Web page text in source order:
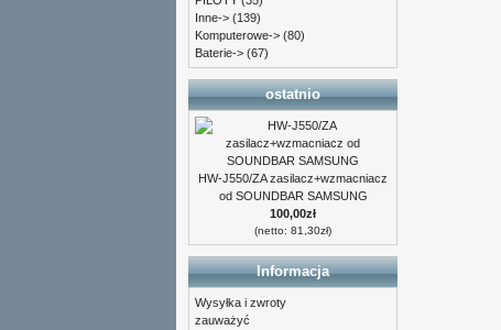
Inne-> (139)
Komputerowe-> (80)
Baterie-> (67)
ostatnio
HW-J550/ZA zasilacz+wzmacniacz
od SOUNDBAR SAMSUNG
100,00zł
(netto: 81,30zł)
Informacja
Wysyłka i zwroty
zauważyć